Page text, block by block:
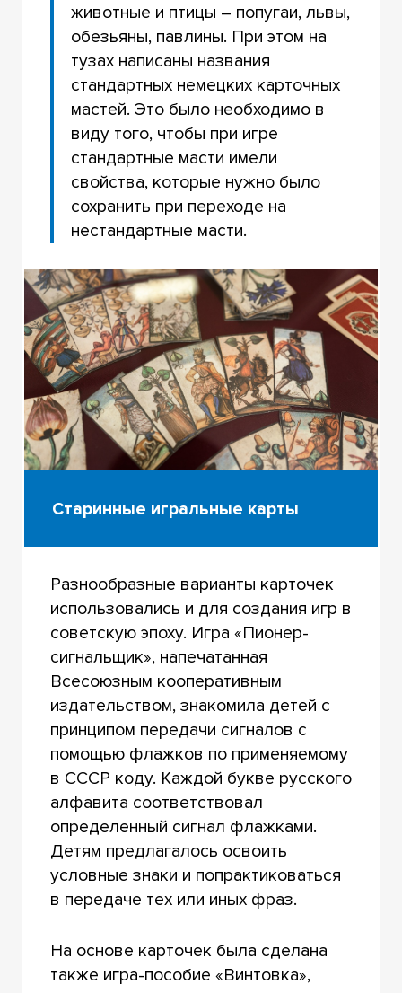
животные и птицы – попугаи, львы,
обезьяны, павлины. При этом на
тузах написаны названия
стандартных немецких карточных
мастей. Это было необходимо в
виду того, чтобы при игре
стандартные масти имели
свойства, которые нужно было
сохранить при переходе на
нестандартные масти.
Старинные игральные карты
Разнообразные варианты карточек
использовались и для создания игр в
советскую эпоху. Игра «Пионер-
сигнальщик», напечатанная
Всесоюзным кооперативным
издательством, знакомила детей с
принципом передачи сигналов с
помощью флажков по применяемому
в СССР коду. Каждой букве русского
алфавита соответствовал
определенный сигнал флажками.
Детям предлагалось освоить
условные знаки и попрактиковаться
в передаче тех или иных фраз.
На основе карточек была сделана
также игра-пособие «Винтовка»,